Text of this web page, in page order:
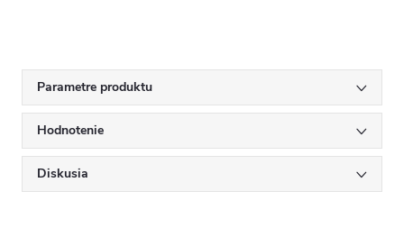
Parametre produktu
Hodnotenie
Diskusia